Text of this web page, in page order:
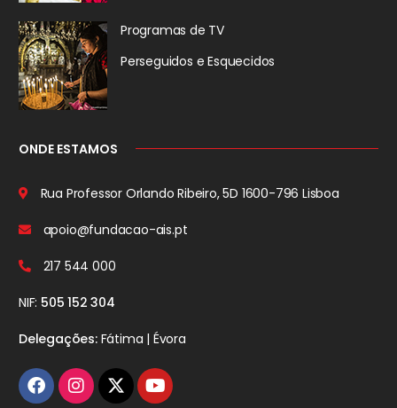
Programas de TV
Perseguidos e Esquecidos
ONDE ESTAMOS
Rua Professor Orlando Ribeiro, 5D 1600-796 Lisboa
apoio@fundacao-ais.pt
217 544 000
NIF: 505 152 304
Delegações:Fátima | Évora